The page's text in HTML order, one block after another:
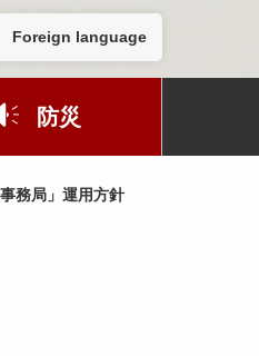
Foreign language
防災
務局」運用方針